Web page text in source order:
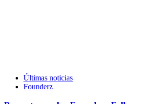
Últimas noticias
Founderz